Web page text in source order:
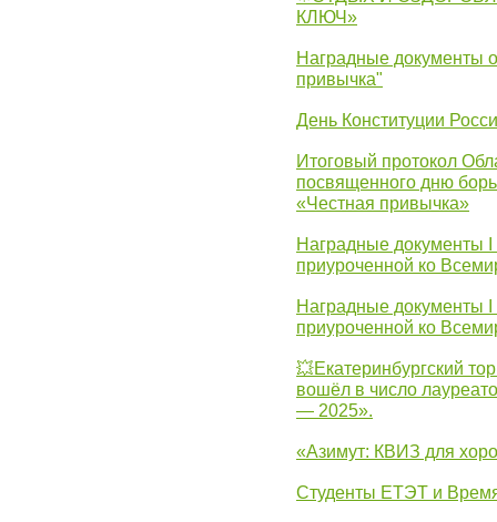
КЛЮЧ»
Наградные документы
привычка"
День Конституции
Итоговый протокол
посвященного дню
«Честная привычка»
Наградные документы
приуроченной ко
Наградные документы
приуроченной ко
💥Екатеринбургский
вошёл в число
— 2025».
«Азимут: КВИЗ для
Студенты ЕТЭТ и